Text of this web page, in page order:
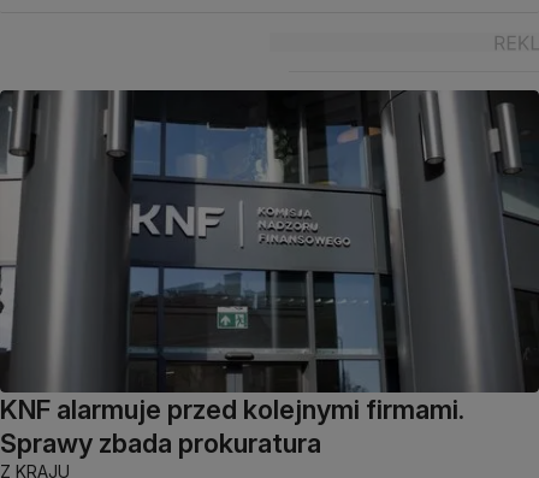
KNF alarmuje przed kolejnymi firmami.
Sprawy zbada prokuratura
Z KRAJU